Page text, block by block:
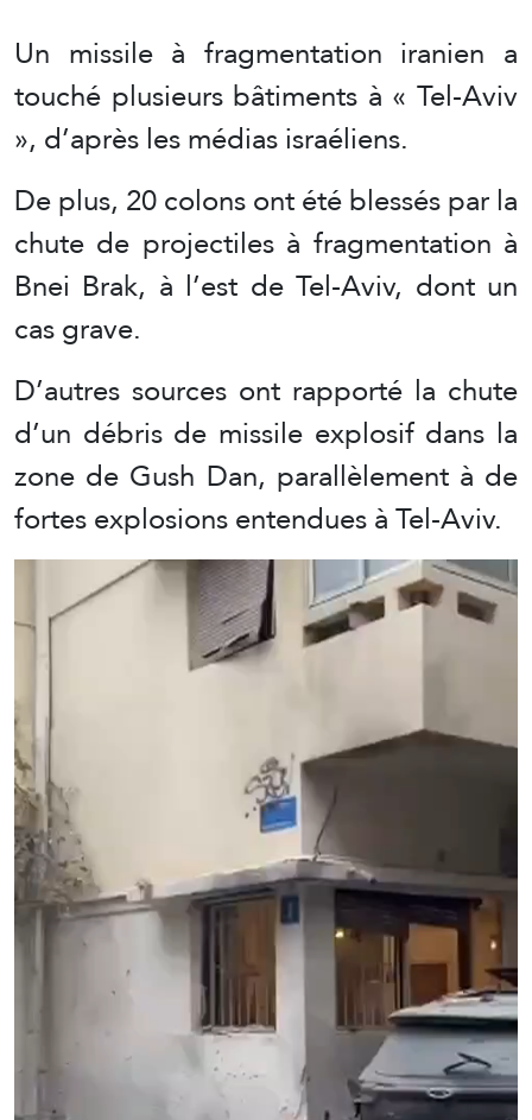
Un missile à fragmentation iranien a
touché plusieurs bâtiments à « Tel-Aviv
», d’après les médias israéliens.
De plus, 20 colons ont été blessés par la
chute de projectiles à fragmentation à
Bnei Brak, à l’est de Tel-Aviv, dont un
cas grave.
D’autres sources ont rapporté la chute
d’un débris de missile explosif dans la
zone de Gush Dan, parallèlement à de
fortes explosions entendues à Tel-Aviv.